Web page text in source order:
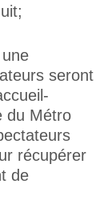
seront
du Métro
récupérer
de